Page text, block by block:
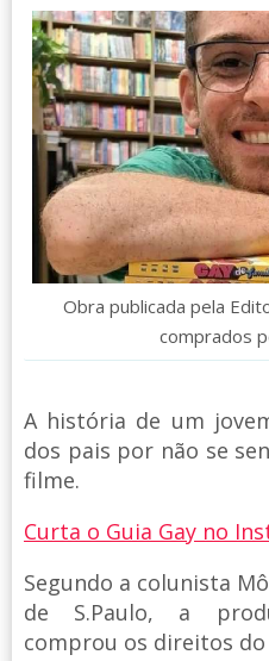
Obra publicada pela
comprados
A história de um
dos pais por não se
filme.
Curta o Guia Gay no
Segundo a colunista
de S.Paulo, a
comprou os direitos